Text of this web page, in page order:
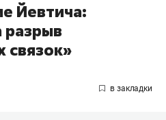
Йевтича:
разрыв
связок»